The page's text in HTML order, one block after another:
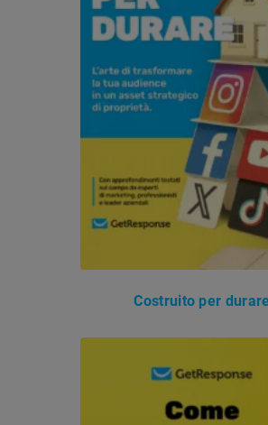
Costruito per